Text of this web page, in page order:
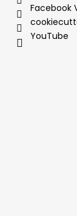
Facebook
YouTube